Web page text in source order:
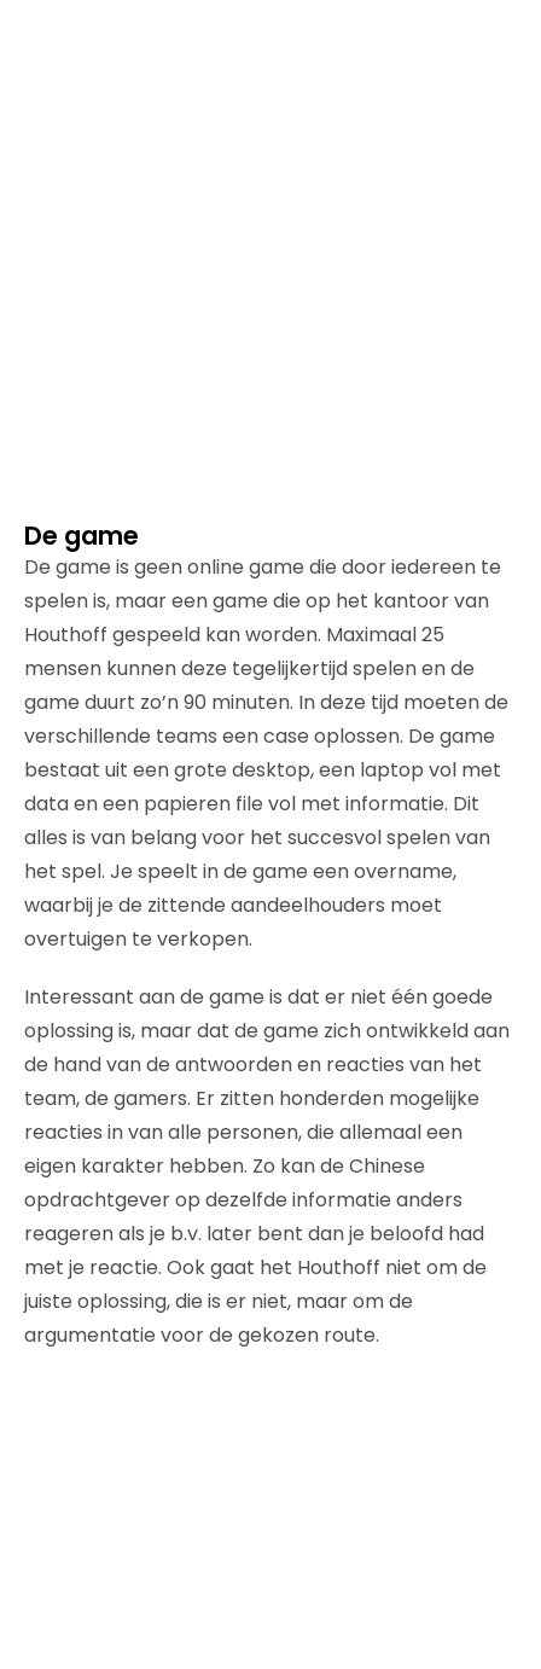
De game
De game is geen online game die door iedereen te
spelen is, maar een game die op het kantoor van
Houthoff gespeeld kan worden. Maximaal 25
mensen kunnen deze tegelijkertijd spelen en de
game duurt zo’n 90 minuten. In deze tijd moeten de
verschillende teams een case oplossen. De game
bestaat uit een grote desktop, een laptop vol met
data en een papieren file vol met informatie. Dit
alles is van belang voor het succesvol spelen van
het spel. Je speelt in de game een overname,
waarbij je de zittende aandeelhouders moet
overtuigen te verkopen.
Interessant aan de game is dat er niet één goede
oplossing is, maar dat de game zich ontwikkeld aan
de hand van de antwoorden en reacties van het
team, de gamers. Er zitten honderden mogelijke
reacties in van alle personen, die allemaal een
eigen karakter hebben. Zo kan de Chinese
opdrachtgever op dezelfde informatie anders
reageren als je b.v. later bent dan je beloofd had
met je reactie. Ook gaat het Houthoff niet om de
juiste oplossing, die is er niet, maar om de
argumentatie voor de gekozen route.